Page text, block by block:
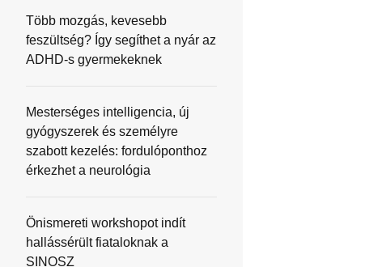
Több mozgás, kevesebb
feszültség? Így segíthet a nyár az
ADHD-s gyermekeknek
Mesterséges intelligencia, új
gyógyszerek és személyre
szabott kezelés: fordulóponthoz
érkezhet a neurológia
Önismereti workshopot indít
hallássérült fiataloknak a
SINOSZ